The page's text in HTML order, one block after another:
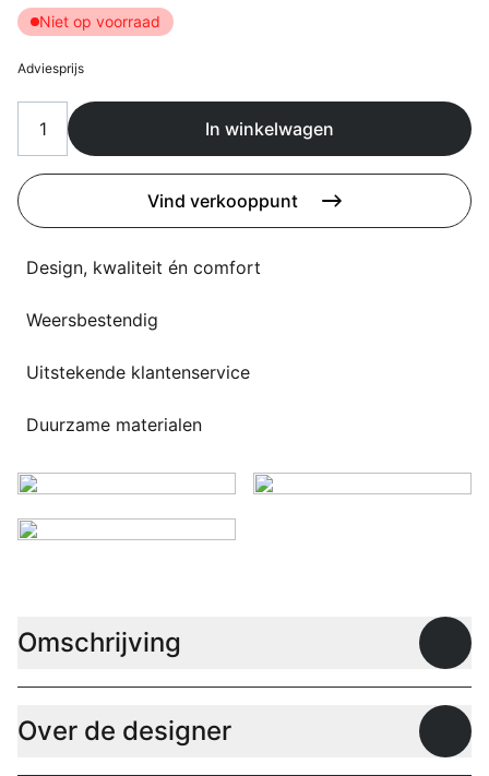
Flagship stores
Contact
3D modellen
Support
Nieuws
Events
Werken bij
Over ons
Niet op voorraad
Adviesprijs
In winkelwagen
Vind verkooppunt
Design, kwaliteit én comfort
Weersbestendig
Uitstekende klantenservice
Duurzame materialen
Omschrijving
Over de designer